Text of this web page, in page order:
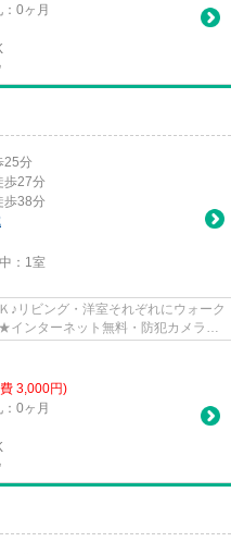
0ヶ月
25分
歩27分
歩38分
： 1室
♪リビング・洋室それぞれにウォーク
インターネット無料・防犯カメラ完
3,000円)
0ヶ月